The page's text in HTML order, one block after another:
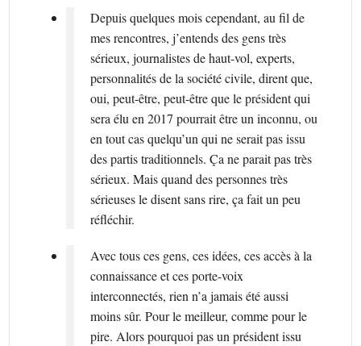
Depuis quelques mois cependant, au fil de
mes rencontres, j’entends des gens très
sérieux, journalistes de haut-vol, experts,
personnalités de la société civile, dirent que,
oui, peut-être, peut-être que le président qui
sera élu en 2017 pourrait être un inconnu, ou
en tout cas quelqu’un qui ne serait pas issu
des partis traditionnels. Ça ne parait pas très
sérieux. Mais quand des personnes très
sérieuses le disent sans rire, ça fait un peu
réfléchir.
Avec tous ces gens, ces idées, ces accès à la
connaissance et ces porte-voix
interconnectés, rien n’a jamais été aussi
moins sûr. Pour le meilleur, comme pour le
pire. Alors pourquoi pas un président issu